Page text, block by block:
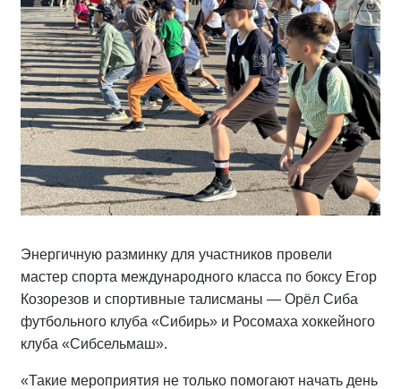
Энергичную разминку для участников провели
мастер спорта международного класса по боксу Егор
Козорезов и спортивные талисманы — Орёл Сиба
футбольного клуба «Сибирь» и Росомаха хоккейного
клуба «Сибсельмаш».
«Такие мероприятия не только помогают начать день